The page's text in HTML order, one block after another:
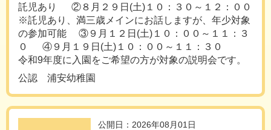
託児あり ②８月２９日(土)１０：３０～１２：００
※託児あり、満三歳メインにお話しますが、年少対象
の参加可能 ③９月１２日(土)１０：００～１１：３
０ ④９月１９日(土)１０：００～１１：３０
令和9年度に入園をご希望の方が対象の説明会です。
公認 浦安幼稚園
公開日：2026年08月01日